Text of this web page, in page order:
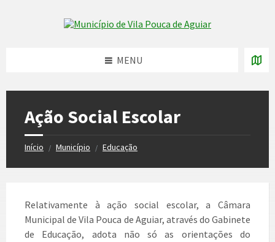
Skip to content
MENU
Ação Social Escolar
Início / Município / Educação
Relativamente à ação social escolar, a Câmara
Municipal de Vila Pouca de Aguiar, através do Gabinete
de Educação, adota não só as orientações do